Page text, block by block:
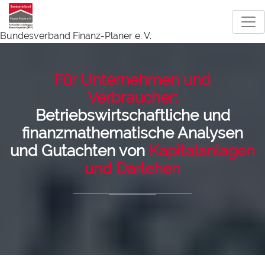
Bundesverband Finanz-Planer e. V.
Für Unternehmen und
Verbraucher:
Betriebswirtschaftliche und
finanzmathematische Analysen
und Gutachten von Kapitalanlagen
und Darlehen